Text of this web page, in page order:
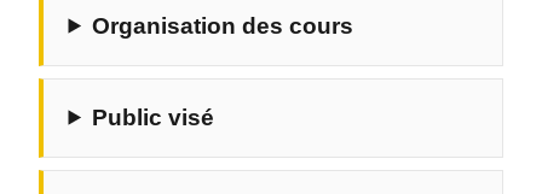
Organisation des cours
Public visé